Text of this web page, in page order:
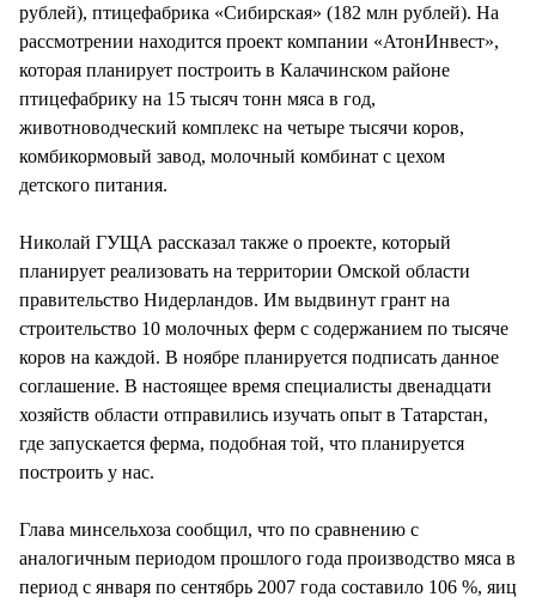
рублей), птицефабрика «Сибирская» (182 млн рублей). На
рассмотрении находится проект компании «АтонИнвест»,
которая планирует построить в Калачинском районе
птицефабрику на 15 тысяч тонн мяса в год,
животноводческий комплекс на четыре тысячи коров,
комбикормовый завод, молочный комбинат с цехом
детского питания.
Николай ГУЩА рассказал также о проекте, который
планирует реализовать на территории Омской области
правительство Нидерландов. Им выдвинут грант на
строительство 10 молочных ферм с содержанием по тысяче
коров на каждой. В ноябре планируется подписать данное
соглашение. В настоящее время специалисты двенадцати
хозяйств области отправились изучать опыт в Татарстан,
где запускается ферма, подобная той, что планируется
построить у нас.
Глава минсельхоза сообщил, что по сравнению с
аналогичным периодом прошлого года производство мяса в
период с января по сентябрь 2007 года составило 106 %, яиц